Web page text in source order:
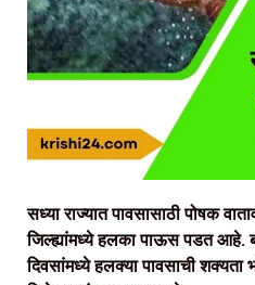
सध्या राज्यात पावसासाठी पोषक
जिल्ह्यांमध्ये हलका पाऊस पडत आहे.
दिवसांमध्ये हलक्या पावसाची शक्यता